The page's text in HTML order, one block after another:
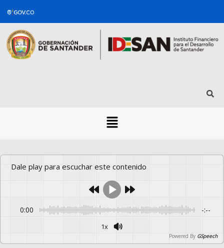
Dale play para escuchar este contenido
0:00 -:--
1x
Powered By GSpeech